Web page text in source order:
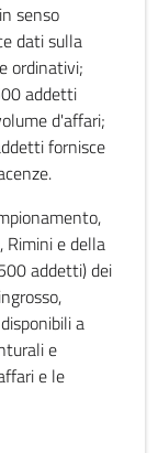
senso
dati sulla
ordinativi;
addetti
d'affari;
fornisce
Rimini e della
addetti) dei
a
e
e le